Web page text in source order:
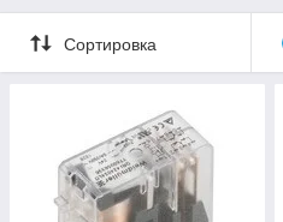
Сортировка